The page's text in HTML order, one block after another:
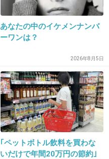
道があったね
+63 -4
あなたの中のイケメンナンバ
ーワンは？
2026年8月5日
｢ペットボトル飲料を買わな
いだけで年間20万円の節約｣